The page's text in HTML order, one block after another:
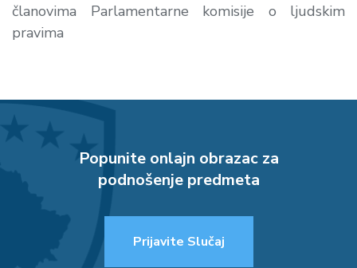
članovima Parlamentarne komisije o ljudskim
pravima
Popunite onlajn obrazac za
podnošenje predmeta
Prijavite Slučaj